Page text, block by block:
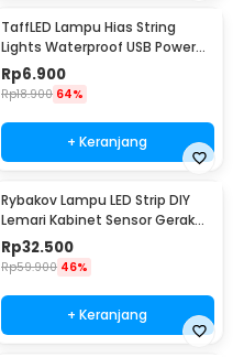
TaffLED Lampu Hias String
Lights Waterproof USB Power
50 LED 5M - SZ
Rp6.900
Rp18.900 64%
+ Keranjang
Rybakov Lampu LED Strip DIY
Lemari Kabinet Sensor Gerak
4.5W 1M - 2835
Rp32.500
Rp59.900 46%
+ Keranjang